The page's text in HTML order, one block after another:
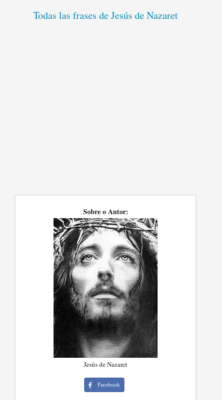
Todas las frases de Jesús de Nazaret
Sobre o Autor:
Jesús de Nazaret
Facebook